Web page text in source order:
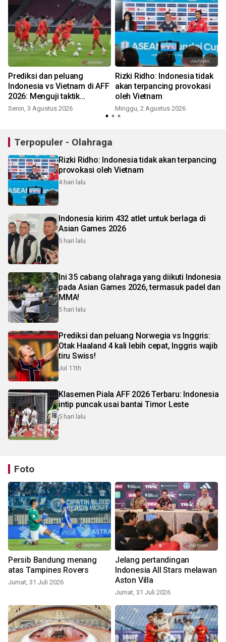
Prediksi dan peluang
Indonesia vs Vietnam di AFF
2026: Menguji taktik
Herdman redam monster
Senin, 3 Agustus 2026
Rizki Ridho: Indonesia tidak
akan terpancing provokasi
oleh Vietnam
Minggu, 2 Agustus 2026
Terpopuler - Olahraga
Rizki Ridho: Indonesia tidak akan terpancing
provokasi oleh Vietnam
4 hari lalu
Indonesia kirim 432 atlet untuk berlaga di
Asian Games 2026
5 hari lalu
Ini 35 cabang olahraga yang diikuti Indonesia
pada Asian Games 2026, termasuk padel dan
MMA!
5 hari lalu
Prediksi dan peluang Norwegia vs Inggris:
Otak Haaland 4 kali lebih cepat, Inggris wajib
tiru Swiss!
Jul 11th
Klasemen Piala AFF 2026 Terbaru: Indonesia
intip puncak usai bantai Timor Leste
5 hari lalu
Foto
Persib Bandung menang
atas Tampines Rovers
Jumat, 31 Juli 2026
Jelang pertandingan
Indonesia All Stars melawan
Aston Villa
Jumat, 31 Juli 2026